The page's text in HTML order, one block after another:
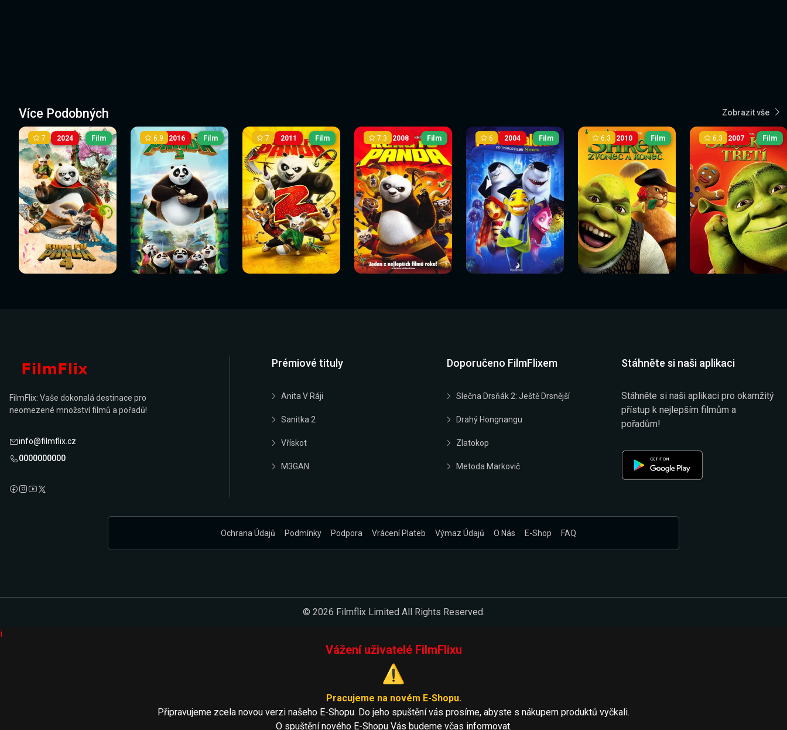
Více Podobných Zobrazit vše
2024
Sledovat
nyní
7 Film
Sledovat nyní
2016
Sledovat
nyní
6.9 Film
Sledovat nyní
2011
Sledovat
nyní
7 Film
Sledovat nyní
2008
Sledovat
nyní
7.3 Film
Sledovat nyní
2004
Sledovat
nyní
6 Film
Sledovat nyní
2010
Sledovat
nyní
6.3 Film
Sledovat nyní
2007
Sledovat
nyní
6.3 Film
Sledovat nyní
FilmFlix: Vaše dokonalá destinace pro
neomezené množství filmů a pořadů!
info@filmflix.cz
0000000000
Prémiové tituly
Anita V Ráji
Sanitka 2
Vřískot
M3GAN
Doporučeno FilmFlixem
Slečna Drsňák 2: Ještě Drsnější
Drahý Hongnangu
Zlatokop
Metoda Markovič
Stáhněte si naši aplikaci
Stáhněte si naši aplikaci pro okamžitý
přístup k nejlepším filmům a
pořadům!
Ochrana Údajů Podmínky Podpora Vrácení Plateb Výmaz Údajů O Nás E-Shop FAQ
© 2026 Filmflix Limited All Rights Reserved.
i
Vážení uživatelé FilmFlixu
⚠️
Pracujeme na novém E-Shopu.
Připravujeme zcela novou verzi našeho E-Shopu. Do jeho spuštění vás prosíme, abyste s nákupem produktů vyčkali.
O spuštění nového E-Shopu Vás budeme včas informovat.